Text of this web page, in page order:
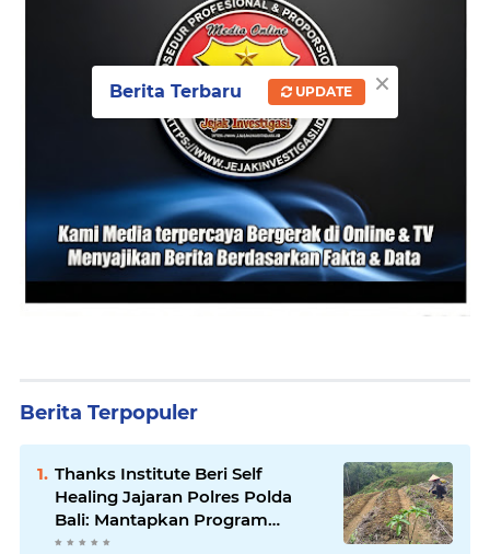
Berita Terpopuler
Thanks Institute Beri Self
Healing Jajaran Polres Polda
Bali: Mantapkan Program
Unggulan Kapolda
×
Berita Terbaru UPDATE